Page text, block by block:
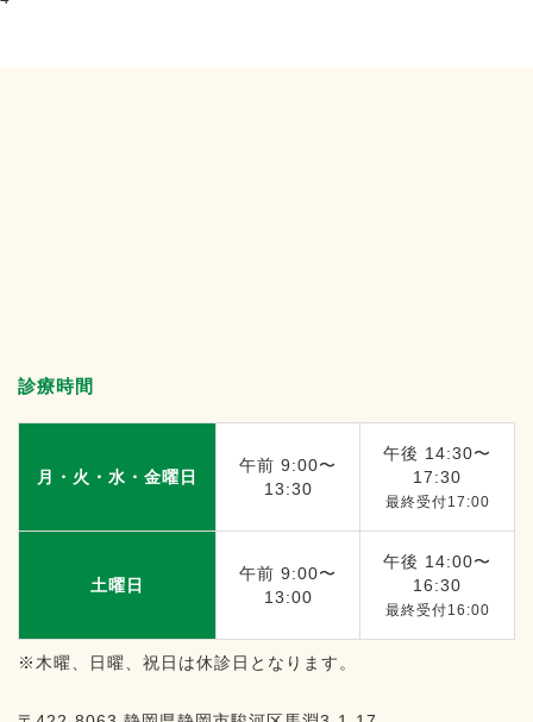
診療時間
月・火・水・金曜日
午前 9:00〜
13:30
午後 14:30〜
17:30
最終受付17:00
土曜日
午前 9:00〜
13:00
午後 14:00〜
16:30
最終受付16:00
※木曜、日曜、祝日は休診日となります。